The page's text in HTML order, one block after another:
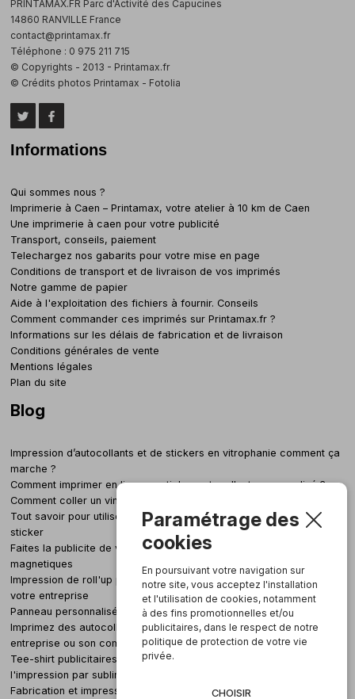
PRINTAMAX.FR Parc d'Activité des Capucines
14860 RANVILLE France
contact@printamax.fr
Téléphone : 0 975 211 715
© Copyrights - 2013 - Printamax.fr
© Crédits photos Printamax - Fotolia
Informations
Qui sommes nous ?
Imprimerie à Caen – Printamax, votre atelier à 10 km de Caen
Une imprimerie à caen pour votre publicité
Transport, conseils, paiement
Telechargez nos gabarits pour votre mise en page
Conditions de transport et de livraison de vos imprimés
Notre gamme de papier
Aide à l'exploitation des fichiers à fournir. Conseils
Comment commander ces imprimés sur Printamax.fr ?
Informations sur les délais de fabrication et de livraison
Conditions générales de vente
Mentions légales
Plan du site
Blog
Impression d’autocollants et de stickers en vitrophanie comment ça
marche ?
Comment imprimer en ligne un sticker autocollant personnalisé ?
Comment coller un vinyle adhesif grand format sans bulle
Tout savoir pour utiliser nos gabarits pour créer votre autocollant &
sticker
Faites la publicite de votre entreprise grace aux panneaux
magnetiques
Impression de roll'up personnalises et pas chers pour le stand de
votre entreprise
Panneau personnalisé : tout savoir sur les panneaux alvéolés Akilux
Imprimez des autocollants personnalises pour promouvoir son
entreprise ou son commerce
Tee-shirt publicitaires et promotionnels pas chers : decouvrez
l'impression par sublimation !
Fabrication et impression d'autocollants et de stickers pour un
Paramétrage des
cookies
En poursuivant votre navigation sur
notre site, vous acceptez l'installation
et l'utilisation de cookies, notamment
à des fins promotionnelles et/ou
publicitaires, dans le respect de notre
politique de protection de votre vie
privée.
CHOISIR